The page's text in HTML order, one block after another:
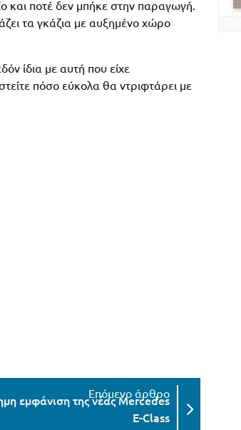
και ποτέ δεν μπήκε στην παραγωγή.
τα γκάζια με αυξημένο χώρο
ίδια με αυτή που είχε
πόσο εύκολα θα ντριφτάρει με
εμφάνιση της νέας Mercedes
E-Class